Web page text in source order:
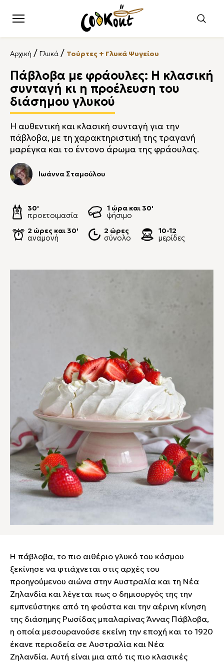
Αρχική / Γλυκά / Τούρτες + Γλυκά Ψυγείου
Πάβλοβα με φράουλες: Η κλασική
συνταγή κι η προέλευση του
διάσημου γλυκού
Η αυθεντική και κλασική συνταγή για την
πάβλοβα, με τη χαρακτηριστική της τραγανή
μαρέγκα και το έντονο άρωμα της φράουλας.
Ιωάννα Σταμούλου
30'
προετοιμασία
1 ώρα και 30'
ψήσιμο
2 ώρες και 30'
αναμονή
2 ώρες
σύνολο
10-12
μερίδες
Η πάβλοβα, το πιο αιθέριο γλυκό του κόσμου
ξεκίνησε να φτιάχνεται στις αρχές του
προηγούμενου αιώνα στην Αυστραλία και τη Νέα
Ζηλανδία και λέγεται πως ο δημιουργός της την
εμπνεύστηκε από τη φούστα και την αέρινη κίνηση
της διάσημης Ρωσίδας μπαλαρίνας Άννας Πάβλοβα,
η οποία μεσουρανούσε εκείνη την εποχή και το 1920
έκανε περιοδεία σε Αυστραλία και Νέα
Ζηλανδία. Αυτή είναι μια από τις πιο κλασικές